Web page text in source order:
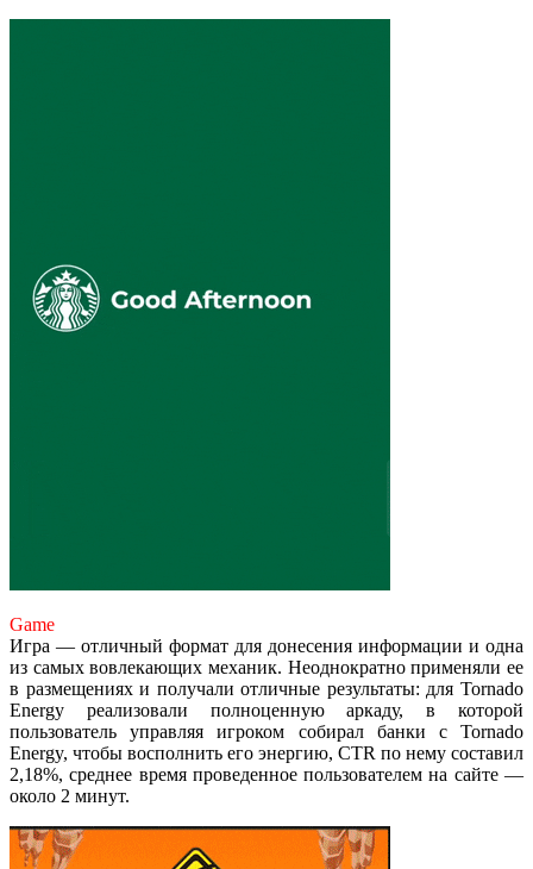
Game
Игра — отличный формат для донесения информации и одна
из самых вовлекающих механик. Неоднократно применяли ее
в размещениях и получали отличные результаты: для Tornado
Energy реализовали полноценную аркаду, в которой
пользователь управляя игроком собирал банки с Tornado
Energy, чтобы восполнить его энергию, CTR по нему составил
2,18%, среднее время проведенное пользователем на сайте —
около 2 минут.